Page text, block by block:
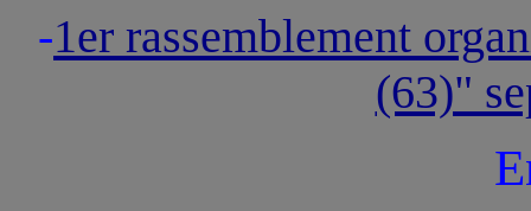
-1er rassemblement
(63)"